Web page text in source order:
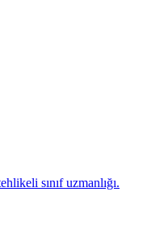
sınıf uzmanlığı.